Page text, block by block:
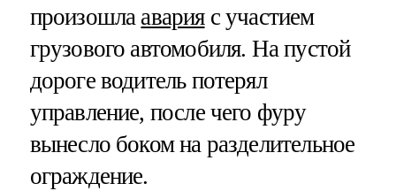
произошла аварияс участием
грузового автомобиля. На пустой
дороге водитель потерял
управление, после чего фуру
вынесло боком на разделительное
ограждение.